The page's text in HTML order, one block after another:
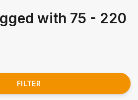
with 75 - 220
FILTER